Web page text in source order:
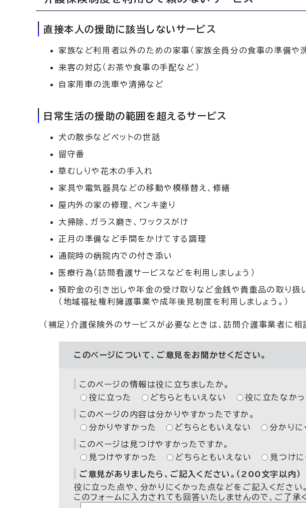
直接本人の援助に該当しないサービス
家族など利用者以外のための家事（家族全員分の食事の準備や
来客の対応（お茶や食事の手配など）
自家用車の洗車や清掃など
日常生活の援助の範囲を超えるサービス
犬の散歩などペットの世話
留守番
草むしりや花木の手入れ
家具や電気器具などの移動や模様替え、修繕
屋内外の家の修理、ペンキ塗り
大掃除、ガラス磨き、ワックスがけ
正月の準備など手間をかけてする調理
通院時の病院内での付き添い
医療行為（訪問看護サービスなどを利用しましょう）
預貯金の引き出しや年金の受け取りなど金銭や貴重品の取り扱
（地域福祉権利擁護事業や成年後見制度を利用しましょう。）
（補足）介護保険外のサービスが必要なときは、訪問介護事業者に相
このページについて、ご意見をお聞かせください。
このページの情報は役に立ちましたか。
役に立った
どちらともいえない 役に立たなかっ
このページの内容は分かりやすかったですか。
分かりやすかった
どちらともいえない 分かりに
このページは見つけやすかったですか。
見つけやすかった
どちらともいえない 見つけに
ご意見がありましたら、ご記入ください。（200文字以内）
役に立った点や、分かりにくかった点などをご記入ください。
このフォームに入力されても回答いたしませんので、ご了承